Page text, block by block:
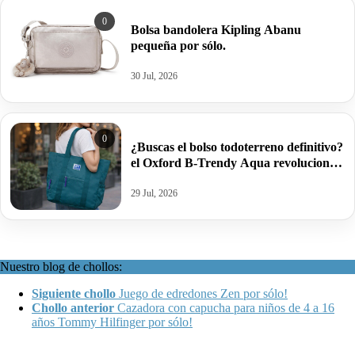
0
Bolsa bandolera Kipling Abanu
pequeña por sólo.
30 Jul, 2026
0
¿Buscas el bolso todoterreno definitivo?
el Oxford B-Trendy Aqua revoluciona
29 Jul, 2026
Nuestro blog de chollos:
Siguiente chollo Juego de edredones Zen por sólo!
Chollo anterior Cazadora con capucha para niños de 4 a 16
años Tommy Hilfinger por sólo!